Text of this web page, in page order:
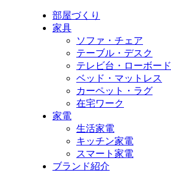
部屋づくり
家具
ソファ・チェア
テーブル・デスク
テレビ台・ローボード
ベッド・マットレス
カーペット・ラグ
在宅ワーク
家電
生活家電
キッチン家電
スマート家電
ブランド紹介